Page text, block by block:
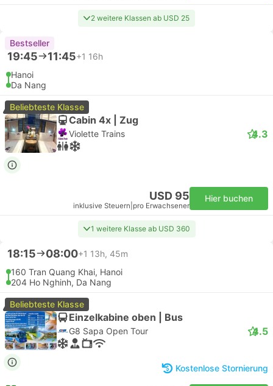
2 weitere Klassen ab USD 25
Bestseller
19:45 11:45+1 16h
Hanoi
Da Nang
Beliebteste Klasse
Cabin 4x | Zug
Violette Trains 4.3
USD 95
inklusive Steuern pro Erwachsener
Hier buchen
1 weitere Klasse ab USD 360
18:15 08:00+1 13h, 45m
160 Tran Quang Khai, Hanoi
204 Ho Nghinh, Da Nang
Beliebteste Klasse
Einzelkabine oben | Bus
G8 Sapa Open Tour 4.5
Kostenlose Stornierung